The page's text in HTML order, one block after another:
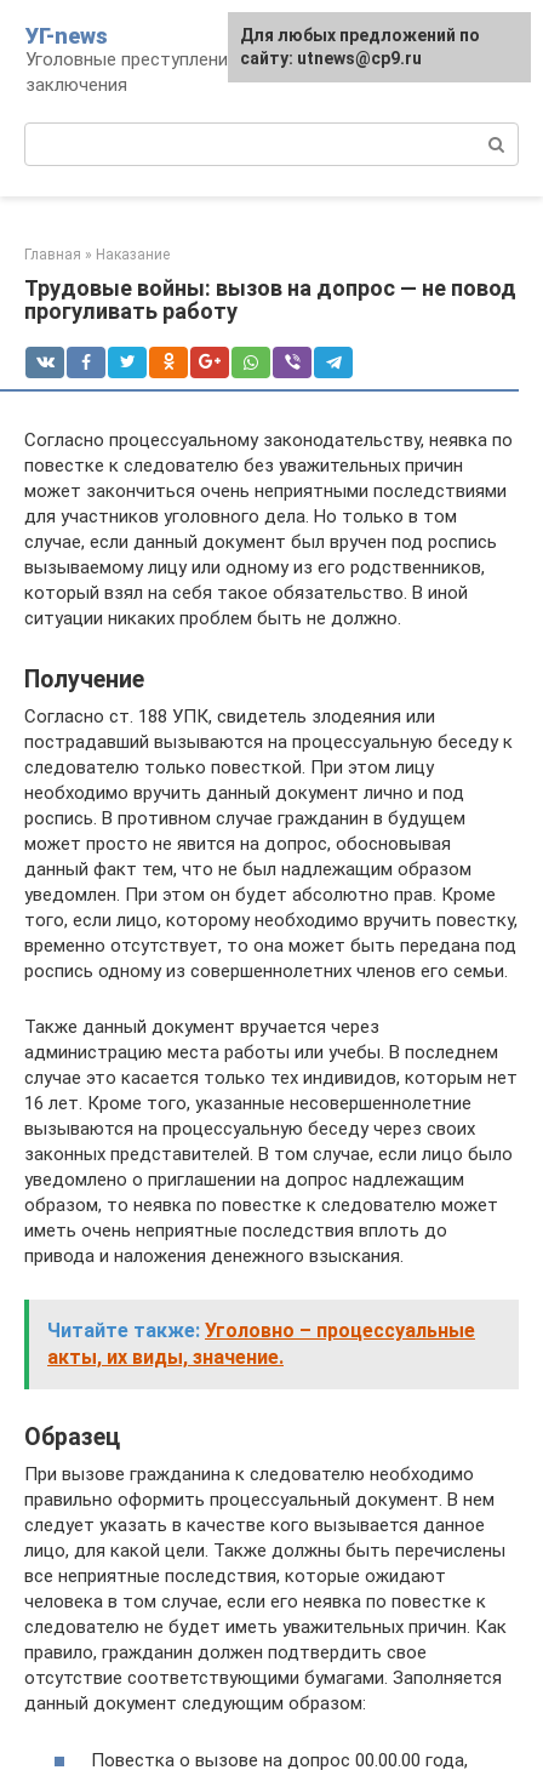
контенту
УГ-news
Уголовные преступления, наказания, места
заключения
Главная » Наказание
Трудовые войны: вызов на допрос — не повод
прогуливать работу
Согласно процессуальному законодательству, неявка по
повестке к следователю без уважительных причин
может закончиться очень неприятными последствиями
для участников уголовного дела. Но только в том
случае, если данный документ был вручен под роспись
вызываемому лицу или одному из его родственников,
который взял на себя такое обязательство. В иной
ситуации никаких проблем быть не должно.
Получение
Согласно ст. 188 УПК, свидетель злодеяния или
пострадавший вызываются на процессуальную беседу к
следователю только повесткой. При этом лицу
необходимо вручить данный документ лично и под
роспись. В противном случае гражданин в будущем
может просто не явится на допрос, обосновывая
данный факт тем, что не был надлежащим образом
уведомлен. При этом он будет абсолютно прав. Кроме
того, если лицо, которому необходимо вручить повестку,
временно отсутствует, то она может быть передана под
роспись одному из совершеннолетних членов его семьи.
Также данный документ вручается через
администрацию места работы или учебы. В последнем
случае это касается только тех индивидов, которым нет
16 лет. Кроме того, указанные несовершеннолетние
вызываются на процессуальную беседу через своих
законных представителей. В том случае, если лицо было
уведомлено о приглашении на допрос надлежащим
образом, то неявка по повестке к следователю может
иметь очень неприятные последствия вплоть до
привода и наложения денежного взыскания.
Читайте также: Уголовно – процессуальные
акты, их виды, значение.
Образец
При вызове гражданина к следователю необходимо
правильно оформить процессуальный документ. В нем
следует указать в качестве кого вызывается данное
лицо, для какой цели. Также должны быть перечислены
все неприятные последствия, которые ожидают
человека в том случае, если его неявка по повестке к
следователю не будет иметь уважительных причин. Как
правило, гражданин должен подтвердить свое
отсутствие соответствующими бумагами. Заполняется
данный документ следующим образом:
Повестка о вызове на допрос 00.00.00 года,
Для любых предложений по
сайту: utnews@cp9.ru